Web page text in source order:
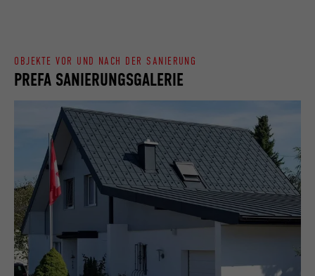
PREFA SANIERUNGSGALERIE
OBJEKTE VOR UND NACH DER SANIERUNG
Laufzeit 2 Jahre
LinkedIn für die Verfolgung der
Verwendung von eingebetteten
Dienstleistungen.
Name bscookie
Laufzeit 2 Jahre